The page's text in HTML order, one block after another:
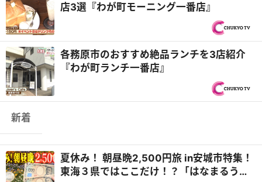
店3選『わが町モーニング一番店』
各務原市のおすすめ絶品ランチを3店紹介
『わが町ランチ一番店』
新着
夏休み！ 朝昼晩2,500円旅 in安城市特集！
東海３県ではここだけ！？「はなまるうど